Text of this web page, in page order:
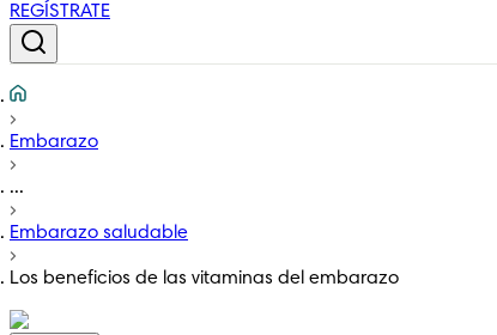
REGÍSTRATE
Embarazo
...
Embarazo saludable
Los beneficios de las vitaminas del embarazo